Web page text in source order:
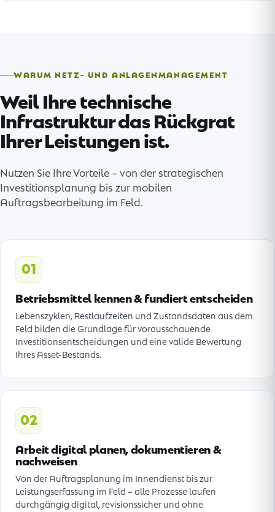
WARUM NETZ- UND ANLAGENMANAGEMENT
Weil Ihre technische
Infrastruktur das Rückgrat
Ihrer Leistungen ist.
Nutzen Sie Ihre Vorteile – von der strategischen
Investitionsplanung bis zur mobilen
Auftragsbearbeitung im Feld.
01
Betriebsmittel kennen & fundiert entscheiden
Lebenszyklen, Restlaufzeiten und Zustandsdaten aus dem
Feld bilden die Grundlage für vorausschauende
Investitionsentscheidungen und eine valide Bewertung
Ihres Asset-Bestands.
02
Arbeit digital planen, dokumentieren &
nachweisen
Von der Auftragsplanung im Innendienst bis zur
Leistungserfassung im Feld – alle Prozesse laufen
durchgängig digital, revisionssicher und ohne